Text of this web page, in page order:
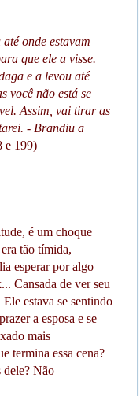
onde estavam
que ele a visse.
e a levou até
você não está se
Assim, vai tirar as
- Brandiu a
e 199)
é um choque
tão tímida,
esperar por algo
Cansada de ver seu
estava se sentindo
a esposa e se
mais
termina essa cena?
dele? Não